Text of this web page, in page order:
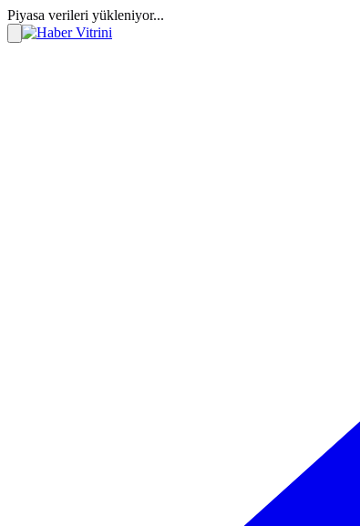
Piyasa verileri yükleniyor...